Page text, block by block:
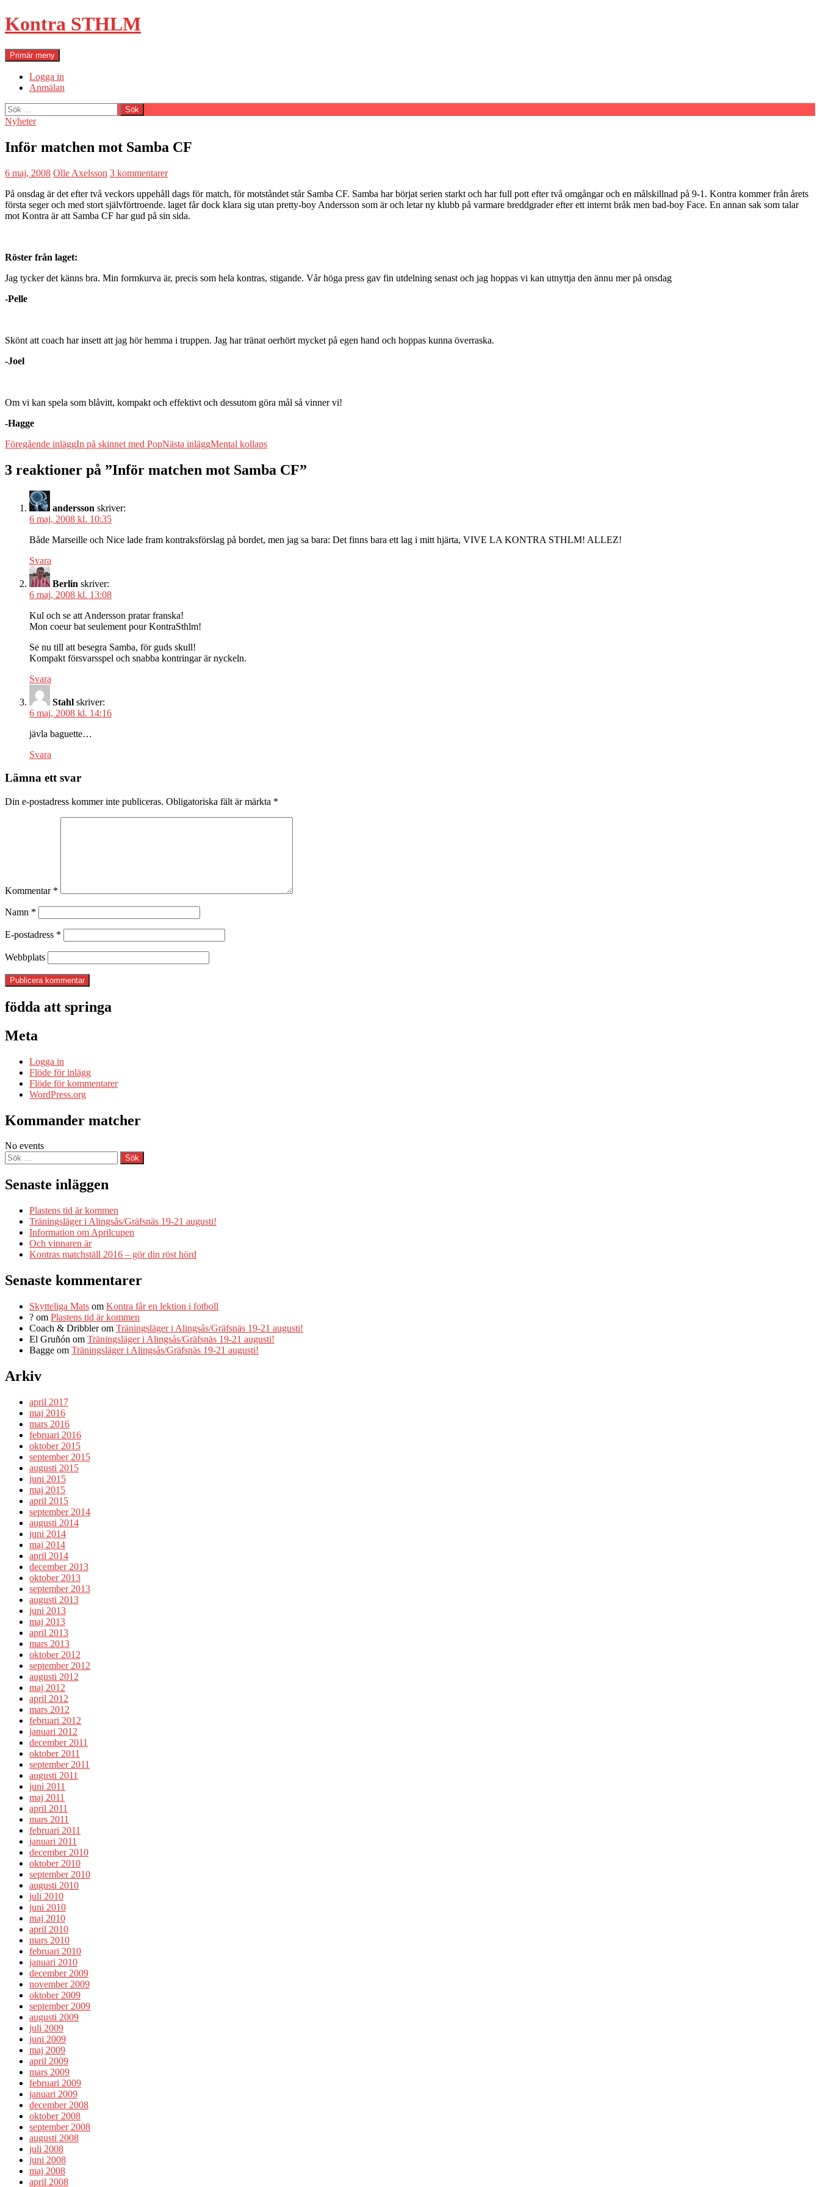
Hoppa
till
Kontra STHLM
Sök
Primär meny
Logga in
Anmälan
Sök
efter:
Nyheter
Inför matchen mot Samba CF
6 maj, 2008 Olle Axelsson 3 kommentarer
På onsdag är det efter två veckors uppehåll dags för match, för motståndet står Samba CF. Samba har börjat serien starkt och har full pott efter två omgångar och en målskillnad på 9-1. Kontra kommer från årets
första seger och med stort självförtroende. laget får dock klara sig utan pretty-boy Andersson som är och letar ny klubb på varmare breddgrader efter ett internt bråk men bad-boy Face. En annan sak som talar
mot Kontra är att Samba CF har gud på sin sida.
Röster från laget:
Jag tycker det känns bra. Min formkurva är, precis som hela kontras, stigande. Vår höga press gav fin utdelning senast och jag hoppas vi kan utnyttja den ännu mer på onsdag
-Pelle
Skönt att coach har insett att jag hör hemma i truppen. Jag har tränat oerhört mycket på egen hand och hoppas kunna överraska.
-Joel
Om vi kan spela som blåvitt, kompakt och effektivt och dessutom göra mål så vinner vi!
-Hagge
Inläggsnavigering
Föregående inläggIn på skinnet med PopNästa inläggMental kollaps
3 reaktioner på ”Inför matchen mot Samba CF”
andersson skriver:
6 maj, 2008 kl. 10:35
Både Marseille och Nice lade fram kontraksförslag på bordet, men jag sa bara: Det finns bara ett lag i mitt hjärta, VIVE LA KONTRA STHLM! ALLEZ!
Svara
Berlin skriver:
6 maj, 2008 kl. 13:08
Kul och se att Andersson pratar franska!
Mon coeur bat seulement pour KontraSthlm!
Se nu till att besegra Samba, för guds skull!
Kompakt försvarsspel och snabba kontringar är nyckeln.
Svara
Stahl skriver:
6 maj, 2008 kl. 14:16
jävla baguette…
Svara
Lämna ett svar
Din e-postadress kommer inte publiceras. Obligatoriska fält är märkta *
Kommentar *
Namn *
E-postadress *
Webbplats
födda att springa
Meta
Logga in
Flöde för inlägg
Flöde för kommentarer
WordPress.org
Kommander matcher
No events
Sök
efter:
Senaste inläggen
Plastens tid är kommen
Träningsläger i Alingsås/Gräfsnäs 19-21 augusti!
Information om Aprilcupen
Och vinnaren är
Kontras matchställ 2016 – gör din röst hörd
Senaste kommentarer
Skytteliga Mats om Kontra får en lektion i fotboll
? om Plastens tid är kommen
Coach & Dribblerom Träningsläger i Alingsås/Gräfsnäs 19-21 augusti!
El Gruñón om Träningsläger i Alingsås/Gräfsnäs 19-21 augusti!
Bagge om Träningsläger i Alingsås/Gräfsnäs 19-21 augusti!
Arkiv
april 2017
maj 2016
mars 2016
februari 2016
oktober 2015
september 2015
augusti 2015
juni 2015
maj 2015
april 2015
september 2014
augusti 2014
juni 2014
maj 2014
april 2014
december 2013
oktober 2013
september 2013
augusti 2013
juni 2013
maj 2013
april 2013
mars 2013
oktober 2012
september 2012
augusti 2012
maj 2012
april 2012
mars 2012
februari 2012
januari 2012
december 2011
oktober 2011
september 2011
augusti 2011
juni 2011
maj 2011
april 2011
mars 2011
februari 2011
januari 2011
december 2010
oktober 2010
september 2010
augusti 2010
juli 2010
juni 2010
maj 2010
april 2010
mars 2010
februari 2010
januari 2010
december 2009
november 2009
oktober 2009
september 2009
augusti 2009
juli 2009
juni 2009
maj 2009
april 2009
mars 2009
februari 2009
januari 2009
december 2008
oktober 2008
september 2008
augusti 2008
juli 2008
juni 2008
maj 2008
april 2008